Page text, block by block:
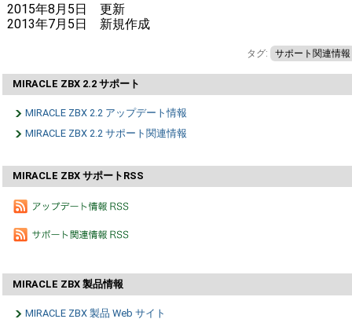
2015年8月5日 更新
2013年7月5日 新規作成
タグ: サポート関連情報
MIRACLE ZBX 2.2 サポート
MIRACLE ZBX 2.2 アップデート情報
MIRACLE ZBX 2.2 サポート関連情報
MIRACLE ZBX サポートRSS
MIRACLE ZBX 製品情報
MIRACLE ZBX 製品 Web サイト